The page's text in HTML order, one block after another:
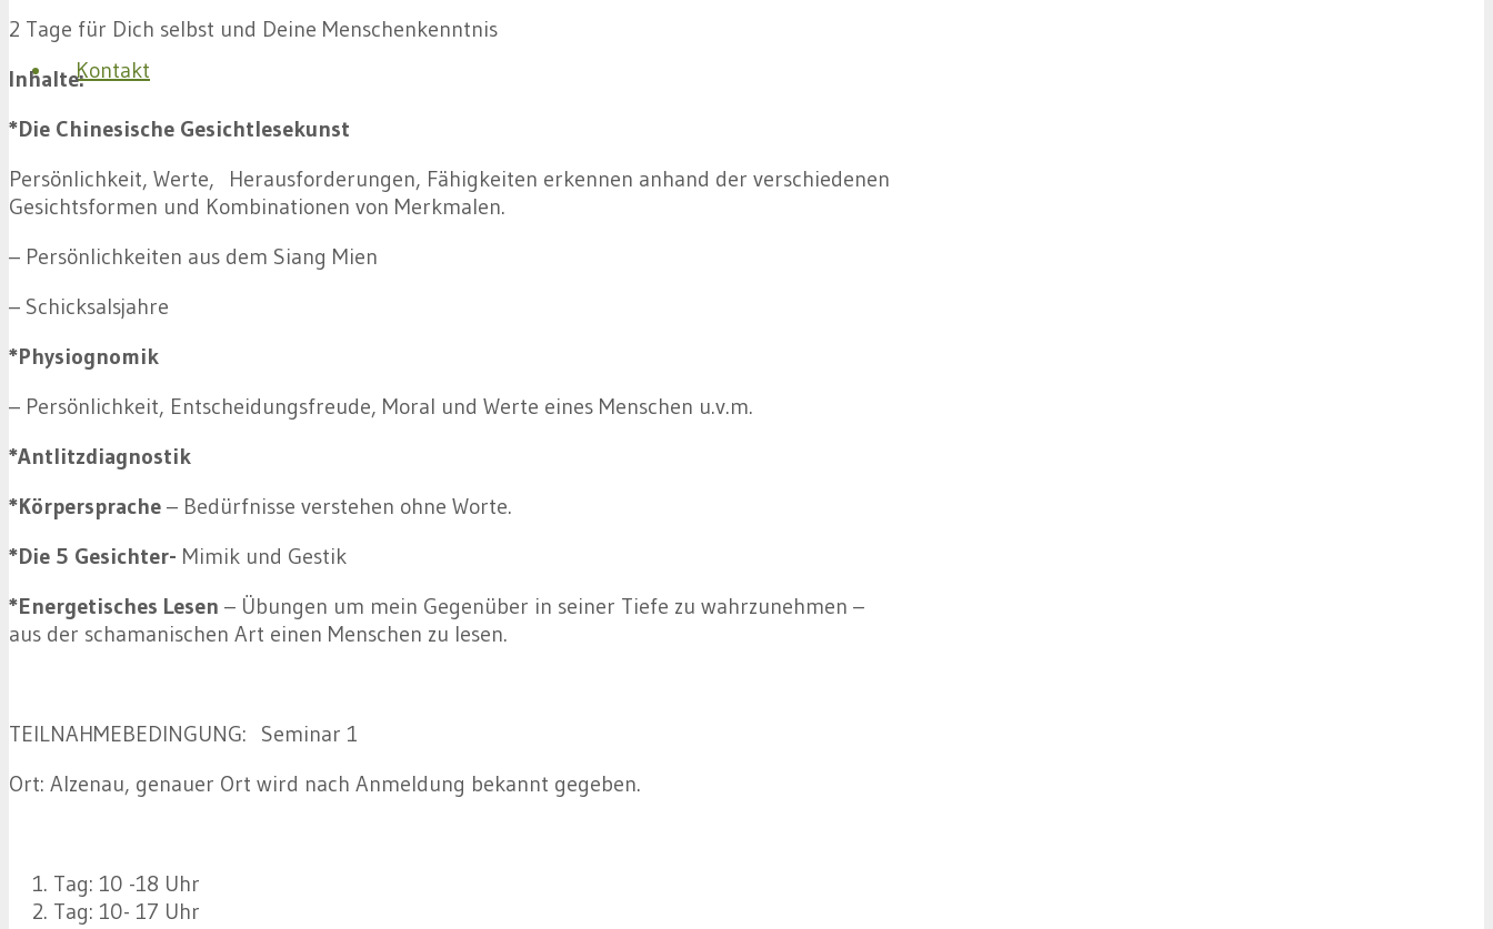
Kontakt
2 Tage für Dich selbst und Deine Menschenkenntnis
Inhalte:
*Die Chinesische Gesichtlesekunst
Persönlichkeit, Werte, Herausforderungen, Fähigkeiten erkennen anhand der verschiedenen
Gesichtsformen und Kombinationen von Merkmalen.
– Persönlichkeiten aus dem Siang Mien
– Schicksalsjahre
*Physiognomik
– Persönlichkeit, Entscheidungsfreude, Moral und Werte eines Menschen u.v.m.
*Antlitzdiagnostik
*Körpersprache – Bedürfnisse verstehen ohne Worte.
*Die 5 Gesichter- Mimik und Gestik
*Energetisches Lesen – Übungen um mein Gegenüber in seiner Tiefe zu wahrzunehmen –
aus der schamanischen Art einen Menschen zu lesen.
TEILNAHMEBEDINGUNG: Seminar 1
Ort: Alzenau, genauer Ort wird nach Anmeldung bekannt gegeben.
Tag: 10 -18 Uhr
Tag: 10- 17 Uhr